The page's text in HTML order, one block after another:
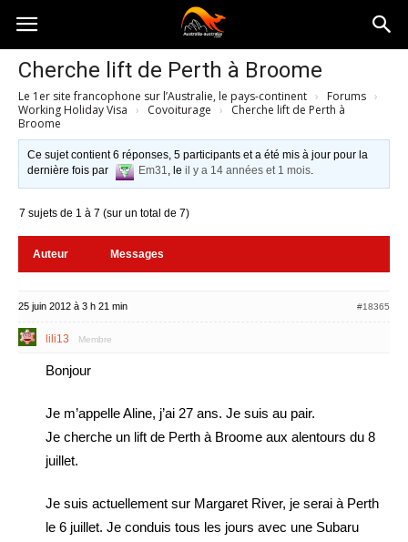
Australia-
australie.com
Cherche lift de Perth à Broome
Le 1er site francophone sur l’Australie, le pays-continent › Forums ›
Working Holiday Visa › Covoiturage ›
Cherche lift de Perth à
Broome
Ce sujet contient 6 réponses, 5 participants et a été mis à jour pour la
dernière fois par
Em31, leil y a 14 années et 1 mois.
7 sujets de 1 à 7 (sur un total de 7)
Auteur Messages
25 juin 2012 à 3 h 21 min #18365
lili13 Membre
Bonjour
Je m’appelle Aline, j’ai 27 ans. Je suis au pair.
Je cherche un lift de Perth à Broome aux alentours du 8
juillet.
Je suis actuellement sur Margaret River, je serai à Perth
le 6 juillet. Je conduis tous les jours avec une Subaru